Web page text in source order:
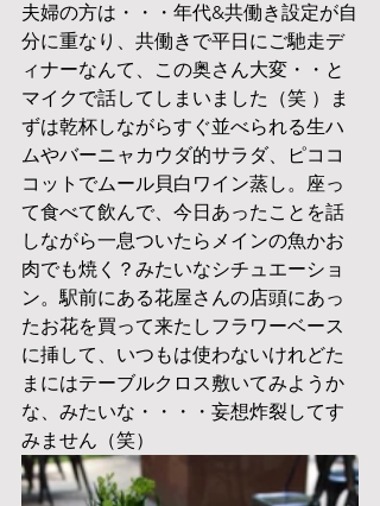
夫婦の方は・・・年代&共働き設定が自
分に重なり、共働きで平日にご馳走デ
ィナーなんて、この奥さん大変・・と
マイクで話してしまいました（笑 ）ま
ずは乾杯しながらすぐ並べられる生ハ
ムやバーニャカウダ的サラダ、ピココ
コットでムール貝白ワイン蒸し。座っ
て食べて飲んで、今日あったことを話
しながら一息ついたらメインの魚かお
肉でも焼く？みたいなシチュエーショ
ン。駅前にある花屋さんの店頭にあっ
たお花を買って来たしフラワーベース
に挿して、いつもは使わないけれどた
まにはテーブルクロス敷いてみようか
な、みたいな・・・・妄想炸裂してす
みません（笑）